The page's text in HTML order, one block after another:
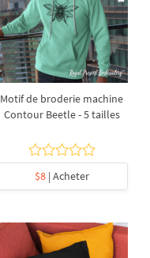
Motif de broderie machine
Contour Beetle - 5 tailles
$8| Acheter